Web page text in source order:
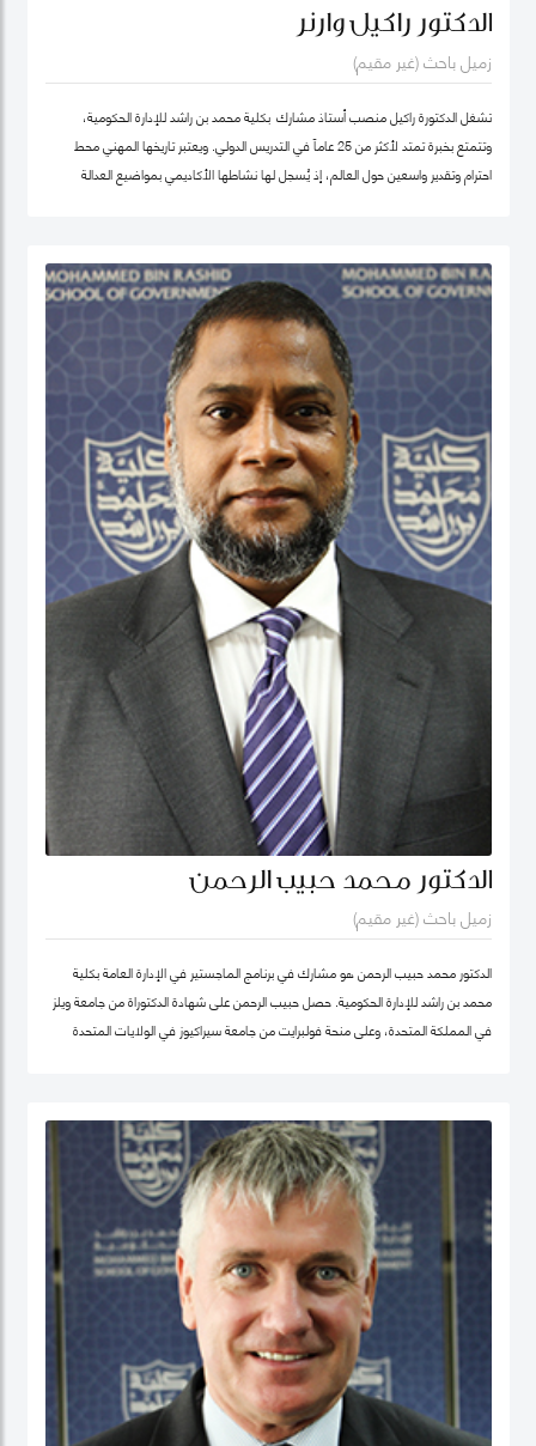
الدكتور راكيل وارنر
زميل باحث (غير مقيم)
تشغل الدكتورة راكيل منصب أستاذ مشارك بكلية محمد بن راشد للإدارة الحكومية،
وتتمتع بخبرة تمتد لأكثر من 25 عاماً في التدريس الدولي. ويعتبر تاريخها المهني محط
احترام وتقدير واسعين حول العالم، إذ يُسجل لها نشاطها الأكاديمي بمواضيع العدالة
مساعدة تعليمية.
الدكتور محمد حبيب الرحمن
زميل باحث (غير مقيم)
الدكتور محمد حبيب الرحمن هو مشارك في برنامج الماجستير في الإدارة العامة بكلية
محمد بن راشد للإدارة الحكومية. حصل حبيب الرحمن على شهادة الدكتوراة من جامعة ويلز
في المملكة المتحدة، وعلى منحة فولبرايت من جامعة سيراكيوز في الولايات المتحدة
الجامعات، ومنها جامعة دكا (بنغلاديش)، وجامعة ليكهيد (كندا)، وجامعة ساوث باسيفيك
(فيجي)، وجامعة بروناي دار السلام (بروناي). وخلال عمله في جامعة بروناي دار السلام،
عمل في كلية الأعمال، والاقتصاد والدراسات السياسية ومعهد الدراسات السياسية كقائد
برنامج لدراسات الخريجين. ومنذ بداية مسيرته المهنية الأكاديمية، تميز الدكتور حبيب الرحمن
بنشاط كبير في إجراء البحوث حيث نشرت العديد من بحوثه في دوريات محكمة وله أيضاً
عدد من الكتب التي قام بتحريرها. كما قدم أوراقاً، وأدار جلسات حوارية في عدة مؤتمرات